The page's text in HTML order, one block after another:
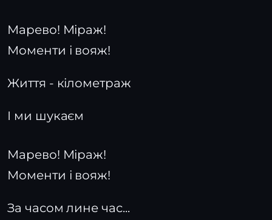
Марево! Міраж!
Моменти і вояж!
Життя - кілометраж
І ми шукаєм
Марево! Міраж!
Моменти і вояж!
За часом лине час...